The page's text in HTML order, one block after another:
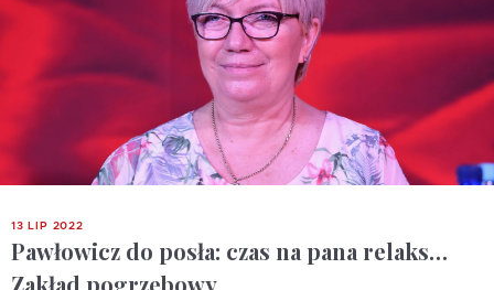
13 LIP 2022
Pawłowicz do posła: czas na pana relaks…
Zakład pogrzebowy